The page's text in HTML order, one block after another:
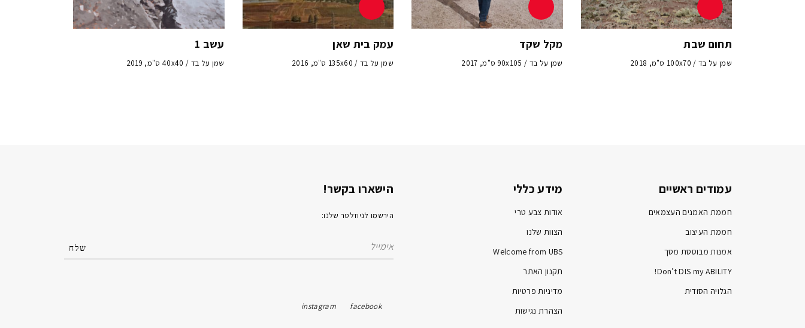
תחום שבת
שמן על בד / 100x70 ס"מ, 2018
מקל שקד
שמן על בד / 90x105 ס"מ, 2017
עמק בית שאן
שמן על בד / 135x60 ס"מ, 2016
עשב 1
שמן על בד / 40x40 ס"מ, 2019
עמודים ראשיים
חממת האמנים העצמאים
חממת העיצוב
אמנות מבוססת מסך
Don’t DIS my ABILITY!
הגלויה הסודית
מידע כללי
אודות צבע טרי
הצוות שלנו
Welcome from UBS
תקנון האתר
מדיניות פרטיות
הצהרת נגישות
הישארו בקשר!
הירשמו לניוזלטר שלנו:
facebook
instagram